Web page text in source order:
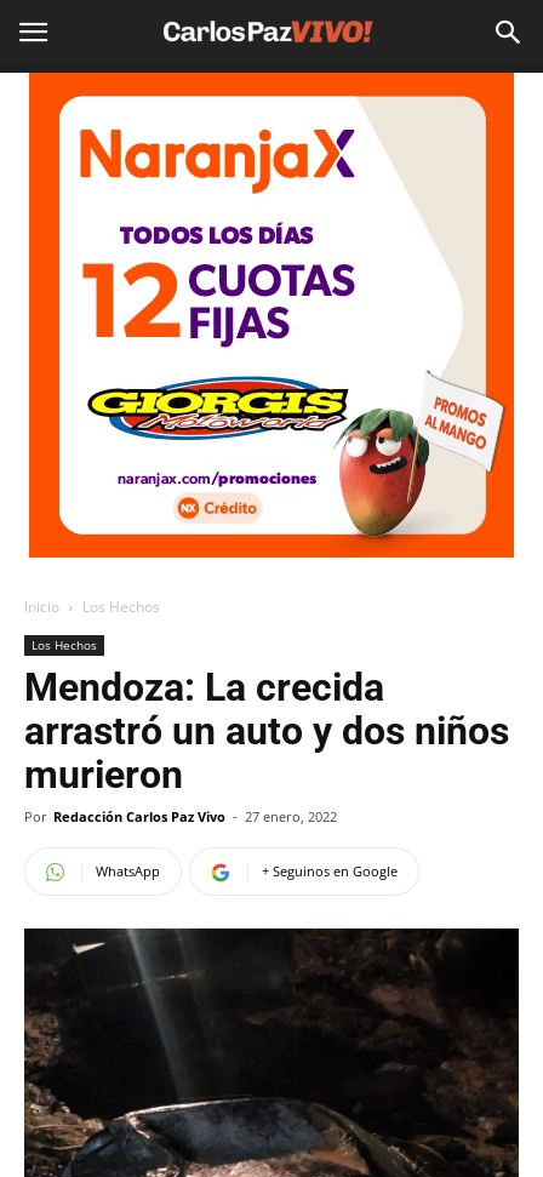
Inicio Los Hechos
Los Hechos
Mendoza: La crecida
arrastró un auto y dos niños
murieron
Por Redacción Carlos Paz Vivo - 27 enero, 2022
WhatsApp + Seguinos en Google